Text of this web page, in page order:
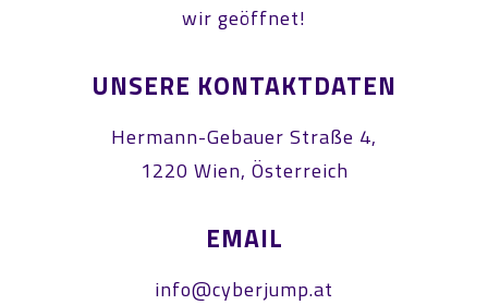
wir geöffnet!
UNSERE KONTAKTDATEN
Hermann-Gebauer Straße 4,
1220 Wien, Österreich
EMAIL
info@cyberjump.at